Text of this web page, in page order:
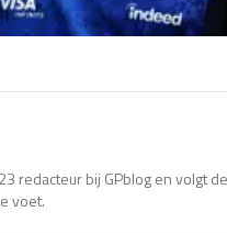
redacteur bij GPblog en volgt
voet.